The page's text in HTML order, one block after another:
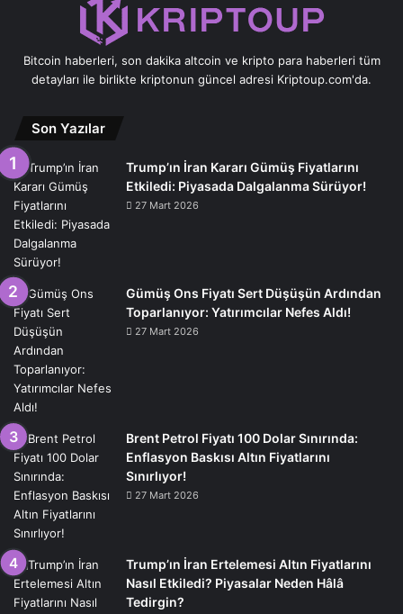
Bitcoin haberleri, son dakika altcoin ve kripto para haberleri tüm
detayları ile birlikte kriptonun güncel adresi Kriptoup.com'da.
Son Yazılar
Trump’ın İran Kararı Gümüş Fiyatlarını
Etkiledi: Piyasada Dalgalanma Sürüyor!
27 Mart 2026
Gümüş Ons Fiyatı Sert Düşüşün Ardından
Toparlanıyor: Yatırımcılar Nefes Aldı!
27 Mart 2026
Brent Petrol Fiyatı 100 Dolar Sınırında:
Enflasyon Baskısı Altın Fiyatlarını
Sınırlıyor!
27 Mart 2026
Trump’ın İran Ertelemesi Altın Fiyatlarını
Nasıl Etkiledi? Piyasalar Neden Hâlâ
Tedirgin?